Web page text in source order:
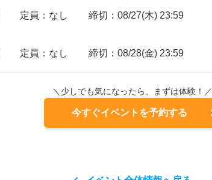
定員：なし 締切：08/27(木) 23:59
定員：なし 締切：08/28(金) 23:59
＼少しでも気になったら、まずは体験！／
今すぐイベントを予約する